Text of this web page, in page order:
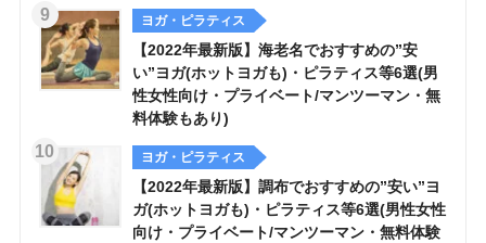
ヨガ・ピラティス
【2022年最新版】海老名でおすすめの”安
い”ヨガ(ホットヨガも)・ピラティス等6選(男
性女性向け・プライベート/マンツーマン・無
料体験もあり)
ヨガ・ピラティス
【2022年最新版】調布でおすすめの”安い”ヨ
ガ(ホットヨガも)・ピラティス等6選(男性女性
向け・プライベート/マンツーマン・無料体験